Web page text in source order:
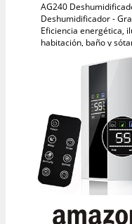
AG240
Deshumidificador -
Eficiencia energética,
habitación, baño y